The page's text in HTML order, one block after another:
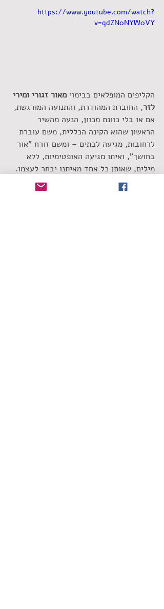
https://www.youtube.com/watch?
v=qdZN0NYW0VY
הקליפים המופלאים בבימוי מאור זגורי ומירי
לזר, החוברת המהודרת, והתנועה המורגשת,
אם או בלי כוונת מכוון, הנעה מהשיר
הראשון שהוא הקינה הכללית, משם עוברת
לרחובות, מגיעה לבתים – ומשם זורח "אור
בחושך", ואיתו מגיעה האופטימיות, ללא
מילים, שאותן כל אחד מאיתנו יבחר לעצמו.
אלבום מרגש, מיוחד, כואב ומאיר.